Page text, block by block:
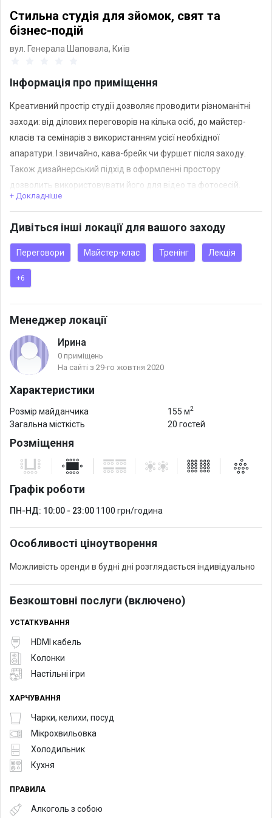
Стильна студія для зйомок, свят та
бізнес-подій
вул. Генерала Шаповала, Київ
Інформація про приміщення
Креативний простір студії дозволяє проводити різноманітні
заходи: від ділових переговорів на кілька осіб, до майстер-
класів та семінарів з використанням усієї необхідної
апаратури. І звичайно, кава-брейк чи фуршет після заходу.
Також дизайнерський підхід в оформленні простору
дозволить використовувати його для відео та фотосесій.
Італійські меблі та декор в оформленні студії підкреслять
трансформуватися як на окремий "острів", так і
розміщуватися вздовж стін. Також у Вашому розпорядженні
кухня.
кімната. У 5 метрах вхід у підземне паркування/укриття.
Також можливе використання студії під святкові заходи.
+ Докладніше
Дивіться інші локації для вашого заходу
Переговори Майстер-клас Тренінг Лекція
+6
Менеджер локації
Ирина
0 приміщень
На сайті з 29-го жовтня 2020
Характеристики
Розмір майданчика 155 м2
Загальна місткість 20 гостей
Розміщення
Графік роботи
ПН-НД: 10:00 - 23:00 1100 грн/година
Особливості ціноутворення
Можливість оренди в будні дні розглядається індивідуально
Безкоштовні послуги (включено)
УСТАТКУВАННЯ
HDMI кабель
Колонки
Настільні ігри
ХАРЧУВАННЯ
Чарки, келихи, посуд
Мікрохвильовка
Холодильник
Кухня
ПРАВИЛА
Алкоголь з собою